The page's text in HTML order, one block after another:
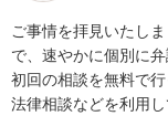
ご事情を拝見いたし
で、速やかに個別に
初回の相談を無料で
法律相談などを利用し